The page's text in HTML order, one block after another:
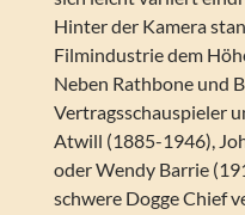
Hinter der Kamera
Filmindustrie dem
Neben Rathbone und
Vertragsschauspieler
Atwill (1885-1946),
oder Wendy Barrie
schwere Dogge Chief